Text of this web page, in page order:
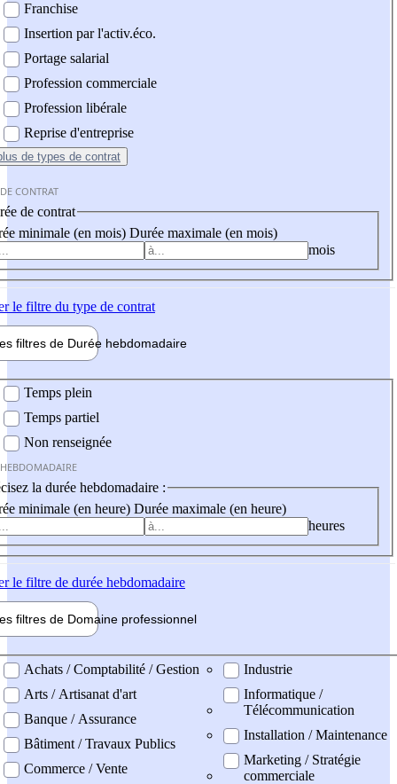
Franchise
Insertion par l'activ.éco.
Portage salarial
Profession commerciale
Profession libérale
Reprise d'entreprise
de types de contrat
CONTRAT
de contrat
minimale (en mois) Durée maximale (en mois)
mois
le filtre du type de contrat
filtres de Durée hebdomadaire
Temps plein
Temps partiel
Non renseignée
la durée hebdomadaire :
minimale (en heure) Durée maximale (en heure)
heures
le filtre de durée hebdomadaire
filtres de Domaine professionnel
professionel
Achats / Comptabilité / Gestion
Arts / Artisanat d'art
Banque / Assurance
Bâtiment / Travaux Publics
Commerce / Vente
Industrie
Informatique /
Télécommunication
Installation / Maintenance
Marketing / Stratégie
commerciale